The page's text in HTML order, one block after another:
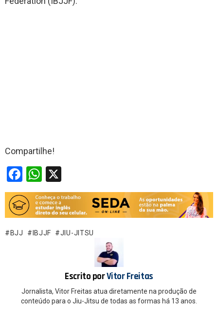
Compartilhe!
F
a
ce
b
o
W
h
at
s
A
BJJ IBJJF JIU-JITSU
Escrito porVitor Freitas
Jornalista, Vitor Freitas atua diretamente na produção de
conteúdo para o Jiu-Jitsu de todas as formas há 13 anos.